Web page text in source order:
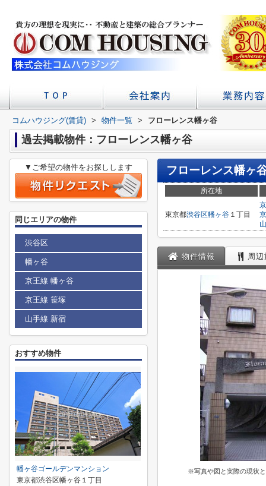
店舗へのアクセス
会社概要 初台の賃貸 不
コムハウジング(賃貸) > 物件一覧 > フローレンス幡ヶ谷
過去掲載物件：フローレンス幡ヶ谷
フローレンス幡ヶ
所在地
東京都渋谷区幡ヶ谷 １丁目
物件情報 周
※写真や図と実際の現状
▼ご希望の物件をお探しします
同じエリアの物件
渋谷区
幡ヶ谷
京王線 幡ヶ谷
京王線 笹塚
山手線 新宿
おすすめ物件
幡ヶ谷ゴールデンマンション
東京都渋谷区幡ヶ谷１丁目